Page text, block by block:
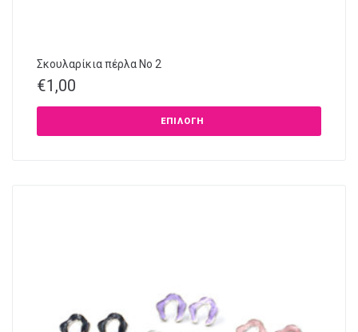
Σκουλαρίκια πέρλα No 2
€1,00
ΕΠΙΛΟΓΉ